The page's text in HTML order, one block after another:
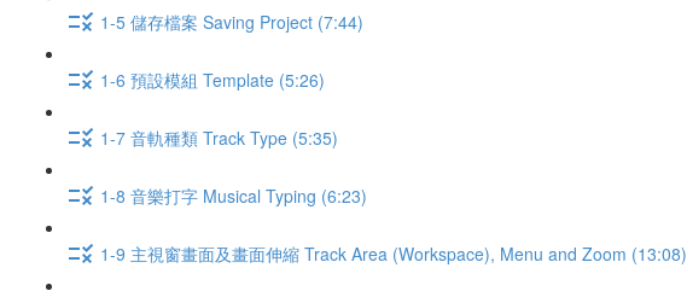
1-5 儲存檔案 Saving Project (7:44)
1-6 預設模組 Template (5:26)
1-7 音軌種類 Track Type (5:35)
1-8 音樂打字 Musical Typing (6:23)
1-9 主視窗畫面及畫面伸縮 Track Area (Workspace), Menu and Zoom (13:08)